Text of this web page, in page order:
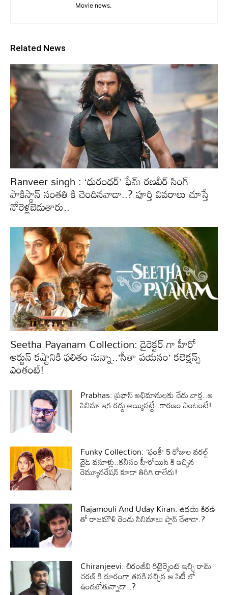
Movie news.
Related News
Ranveer singh : ‘ధురంధర్’ ఫేమ్ రణవీర్ సింగ్
పాకిస్థాన్ సంతతి కి చెందినవాడా..? పూర్తి వివరాలు చూస్తే
నోరెళ్లబెడుతారు..
Seetha Payanam Collection: డైరెక్టర్ గా హీరో
అర్జున్ కష్టానికి ఫలితం సున్నా..’సీతా పయనం’ కలెక్షన్స్
ఎంతంటే!
Prabhas: ప్రభాస్ అభిమానులకు చేదు వార్త..ఆ
సినిమా ఇక రద్దు అయ్యినట్టే..కారణం ఏంటంటే!
Funky Collection: ‘ఫంకీ’ 5 రోజుల వరల్డ్
వైడ్ వసూళ్లు..కనీసం హీరోయిన్ కి ఇచ్చిన
రెమ్యూనరేషన్ కూడా తిరిగి రాలేదు!
Rajamouli And Uday Kiran: ఉదయ్ కిరణ్
తో రాజమౌళి రెండు సినిమాలు ప్లాన్ చేశాడా.?
Chiranjeevi: చిరంజీవి రిటైర్మెంట్ ఇచ్చి రామ్
చరణ్ కి దూరంగా తనకి నచ్చిన ఆ సిటీ లో
ఉండబోతున్నాడా..?